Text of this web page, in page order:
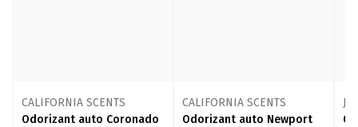
CALIFORNIA SCENTS
Odorizant auto Coronado
CALIFORNIA SCENTS
Odorizant auto Newport